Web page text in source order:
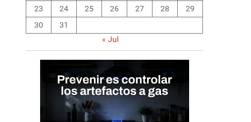
23
24 25 26 27 28
29
30
31
« Jul